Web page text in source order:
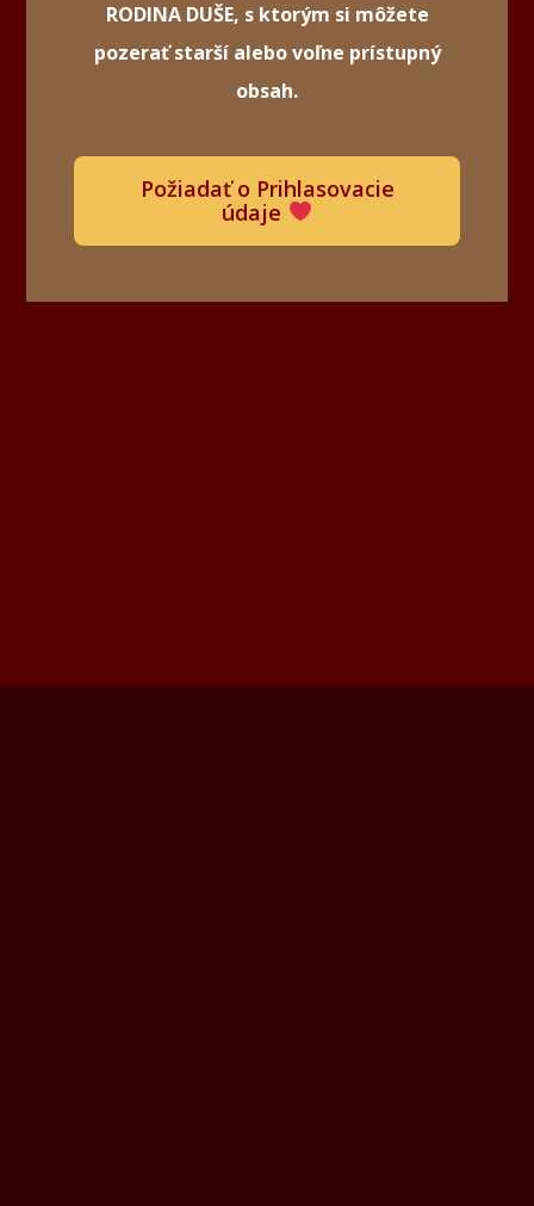
RODINA DUŠE, s ktorým si môžete
pozerať starší alebo voľne prístupný
obsah.
Požiadať o Prihlasovacie
údaje